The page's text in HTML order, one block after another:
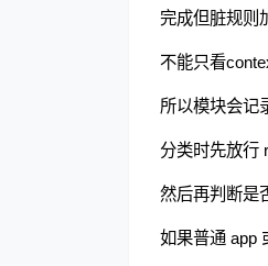
完成但脏规则
不能只看
所以模块会记
分类时先放行
然后再判断是
如果普通 app